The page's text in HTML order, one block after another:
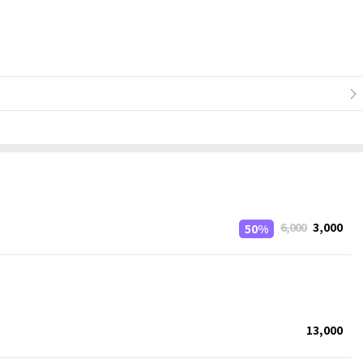
50% 6,000 3,000
13,000